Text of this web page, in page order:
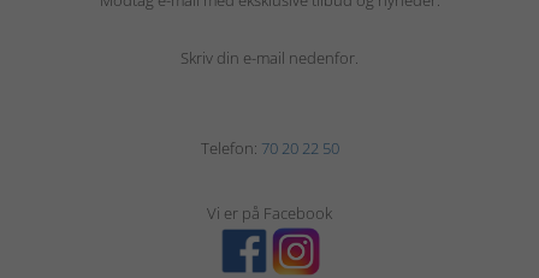
Skriv din e-mail nedenfor.
Telefon: 70 20 22 50
Vi er på Facebook